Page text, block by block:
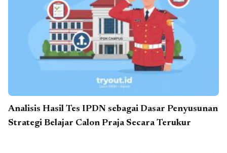
Analisis Hasil Tes IPDN sebagai Dasar Penyusunan
Strategi Belajar Calon Praja Secara Terukur